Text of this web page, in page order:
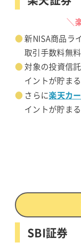
＼
新NISA商品ラ
取引手数料無料
対象の投資信
イントが貯まる
さらに楽天カ
イントが貯まる
SBI証券